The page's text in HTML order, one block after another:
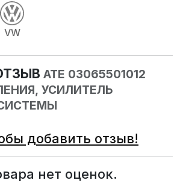
VW
ATE 03065501012
УСИЛИТЕЛЬ
добавить отзыв!
нет оценок.